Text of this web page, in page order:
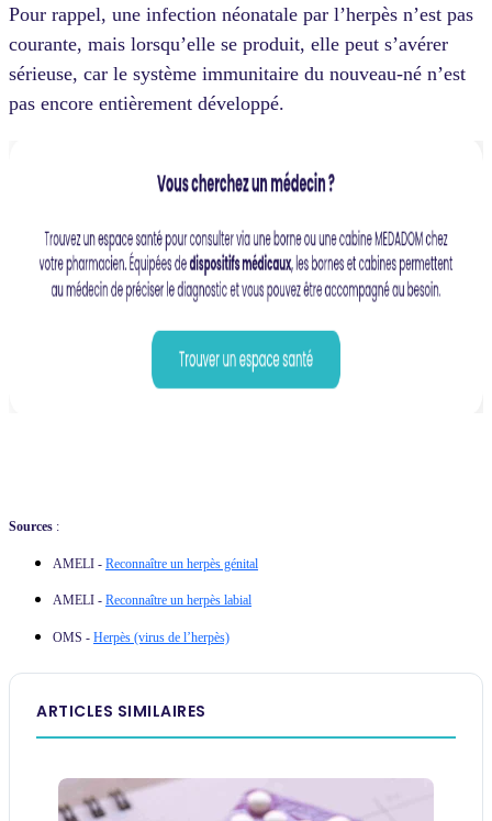
Pour rappel, une infection néonatale par l’herpès n’est pas
courante, mais lorsqu’elle se produit, elle peut s’avérer
sérieuse, car le système immunitaire du nouveau-né n’est
pas encore entièrement développé.
Sources :
AMELI - Reconnaître un herpès génital
AMELI - Reconnaître un herpès labial
OMS - Herpès (virus de l’herpès)
ARTICLES SIMILAIRES